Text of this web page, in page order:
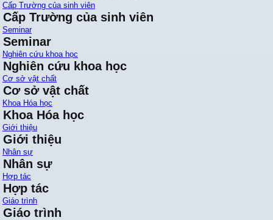
Cấp Trường của sinh viên
Cấp Trường của sinh viên
Seminar
Seminar
Nghiên cứu khoa học
Nghiên cứu khoa học
Cơ sở vật chất
Cơ sở vật chất
Khoa Hóa học
Khoa Hóa học
Giới thiệu
Giới thiệu
Nhân sự
Nhân sự
Hợp tác
Hợp tác
Giáo trình
Giáo trình